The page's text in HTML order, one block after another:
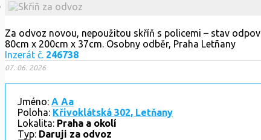
Za odvoz novou, nepoužitou skříň s policemi – stav
80cm x 200cm x 37cm. Osobny odběr, Praha Letñany
Inzerát č. 246738
07. 06. 2026
Jméno: A Aa
Poloha: Křivoklátská 302, Letňany
Lokalita: Praha a okolí
Typ: Daruji za odvoz